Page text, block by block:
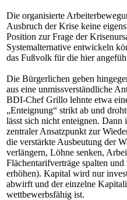
Die organisierte
Ausbruch der Krise keine
Position zur Frage der
Systemalternative entwickeln
das Fußvolk für die hier
Die Bürgerlichen geben
aus eine unmissverständliche
BDI-Chef Grillo lehnte etwa
„Enteignung“ strikt ab und
lässt sich nicht enteignen. Dann
zentraler Ansatzpunkt zur
die verstärkte Ausbeutung der
verlängern, Löhne senken,
Flächentarifverträge spalten
erhöhen). Kapital wird nur
abwirft und der einzelne
wettbewerbsfähig ist.